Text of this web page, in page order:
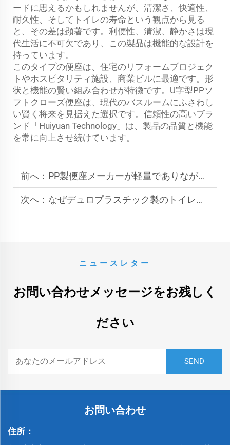
ードに思えるかもしれませんが、清潔さ、快適性、
耐久性、そしてトイレの寿命という観点から見る
と、その差は顕著です。利便性、清潔、静かさは現
代生活に不可欠であり、この製品は機能的な設計を
持っています。
このタイプの便座は、住宅のリフォームプロジェク
トやホスピタリティ施設、商業ビルに最適です。形
状と機能の賢い組み合わせが特徴です。U字型PPソ
フトクローズ便座は、現代のバスルームにふさわし
い賢く将来を見据えた選択です。信頼性の高いブラ
ンド「Huiyuan Technology」は、製品の品質と機能
を常に向上させ続けています。
前へ： PP製便座メーカーが軽量でありながら耐久性の高い便座ソリューションの理想的なパートナーとなる理由とは？
次へ： なぜデュロプラスチック製のトイレ便座カバーは従来のプラスチック製品よりも優れているのか？
ニュースレター
お問い合わせメッセージをお残しく
ださい
お問い合わせ
住所：